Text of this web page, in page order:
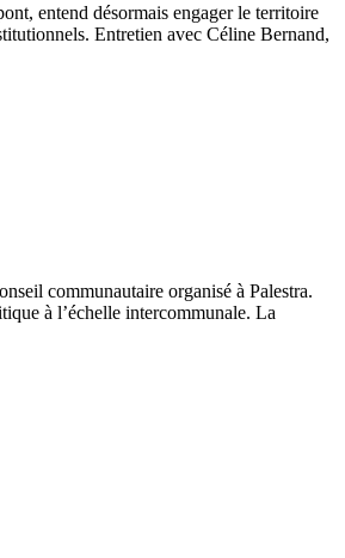
entend désormais engager le territoire
Entretien avec Céline Bernand,
communautaire organisé à Palestra.
à l’échelle intercommunale. La